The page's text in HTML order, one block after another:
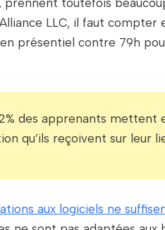
LLC, il faut compter
présentiel contre 79h
des apprenants mettent
qu’ils reçoivent sur leur
aux logiciels ne